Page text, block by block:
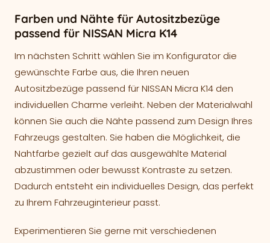
Farben und Nähte für Autositzbezüge
passend für NISSAN Micra K14
Im nächsten Schritt wählen Sie im Konfigurator die
gewünschte Farbe aus, die Ihren neuen
Autositzbezüge passend für NISSAN Micra K14 den
individuellen Charme verleiht. Neben der Materialwahl
können Sie auch die Nähte passend zum Design Ihres
Fahrzeugs gestalten. Sie haben die Möglichkeit, die
Nahtfarbe gezielt auf das ausgewählte Material
abzustimmen oder bewusst Kontraste zu setzen.
Dadurch entsteht ein individuelles Design, das perfekt
zu Ihrem Fahrzeuginterieur passt.
Experimentieren Sie gerne mit verschiedenen